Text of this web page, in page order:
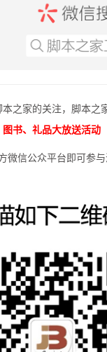
之家的关注，脚本之
图书、礼品大放送活动
微信公众平台即可参与